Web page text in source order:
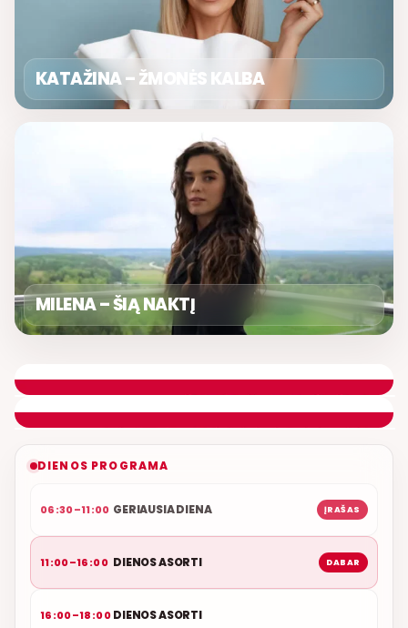
KATAŽINA – ŽMONĖS KALBA
MILENA – ŠIĄ NAKTĮ
DIENOS PROGRAMA
06:30–11:00 GERIAUSIA DIENA ĮRAŠAS
11:00–16:00 DIENOS ASORTI DABAR
16:00–18:00DIENOS ASORTI